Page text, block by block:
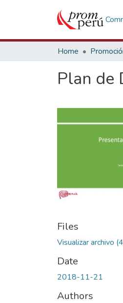
Home
Plan de
Files
Visualizar archivo
Date
2018-11-21
Authors